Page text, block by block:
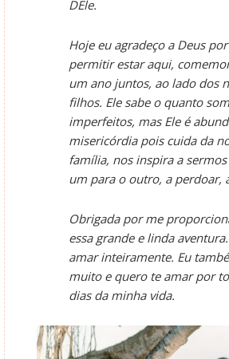
DEle.
Hoje eu agradeço a Deus
permitir estar aqui,
um ano juntos, ao lado dos
filhos. Ele sabe o quanto
imperfeitos, mas Ele é
misericórdia pois cuida da
família, nos inspira a
um para o outro, a perdoar,
Obrigada por me
essa grande e linda
amar inteiramente. Eu
muito e quero te amar por
dias da minha vida.